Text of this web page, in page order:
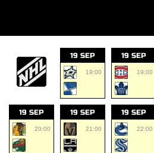
19 SEP
19:00
19 SEP
19:00
19 SEP
20:00
19 SEP
21:00
19 SEP
22:00